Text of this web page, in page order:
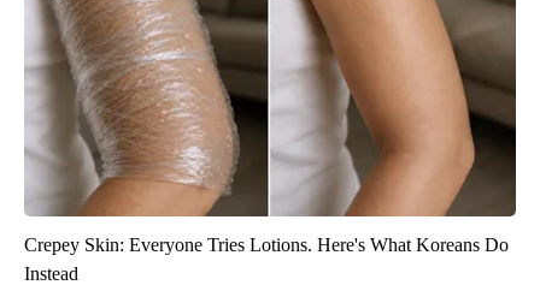
Crepey Skin: Everyone Tries Lotions. Here's What Koreans Do
Instead